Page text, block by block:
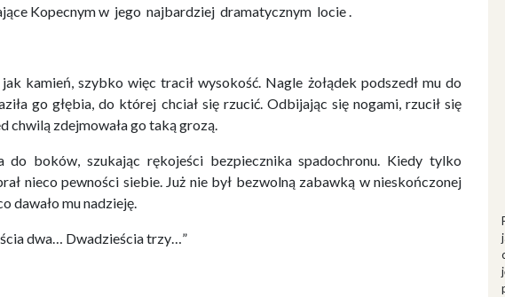
Kopecnym w jego najbardziej dramatycznym locie .
kamień, szybko więc tracił wysokość. Nagle żołądek podszedł mu do
go głębia, do której chciał się rzucić. Odbijając się nogami, rzucił się
chwilą zdejmowała go taką grozą.
do boków, szukając rękojeści bezpiecznika spadochronu. Kiedy tylko
nieco pewności siebie. Już nie był bezwolną zabawką w nieskończonej
dawało mu nadzieję.
dwa… Dwadzieścia trzy…”